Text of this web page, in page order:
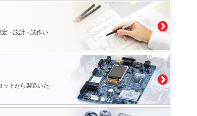
・設計・試作い
ットから製造いた